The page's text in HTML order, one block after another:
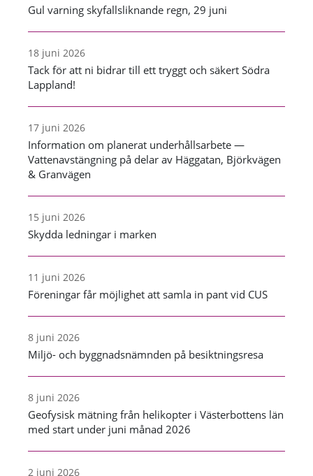
Gul varning skyfallsliknande regn, 29 juni
18 juni 2026
Tack för att ni bidrar till ett tryggt och säkert Södra
Lappland!
17 juni 2026
Information om planerat underhållsarbete —
Vattenavstängning på delar av Häggatan, Björkvägen
& Granvägen
15 juni 2026
Skydda ledningar i marken
11 juni 2026
Föreningar får möjlighet att samla in pant vid CUS
8 juni 2026
Miljö- och byggnadsnämnden på besiktningsresa
8 juni 2026
Geofysisk mätning från helikopter i Västerbottens län
med start under juni månad 2026
2 juni 2026